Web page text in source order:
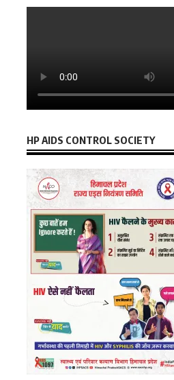
HP AIDS CONTROL SOCIETY